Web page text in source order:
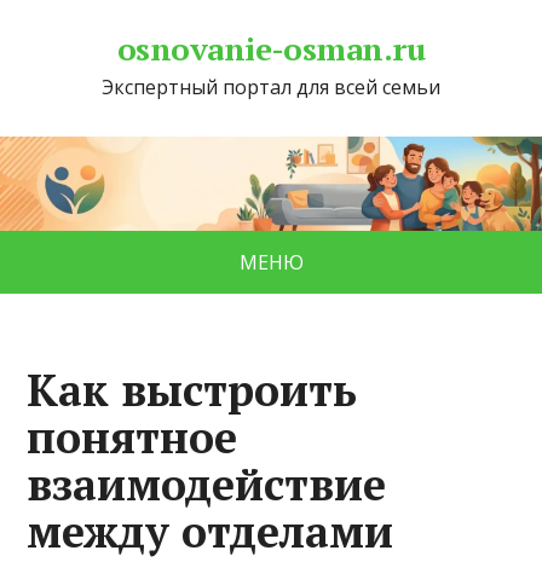
osnovanie-osman.ru
Экспертный портал для всей семьи
МЕНЮ
Как выстроить
понятное
взаимодействие
между отделами